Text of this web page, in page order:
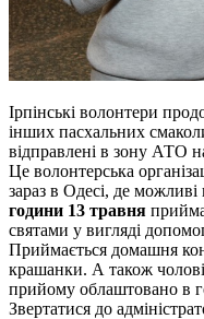
Ірпінські волонтери
інших пасхальних
відправлені в зону АТО
Це волонтерська
зараз в Одесі, де можливі
години 13 травня
святами у вигляді
Приймається домашня
крашанки. А також
прийому облаштовано в
Звертатися до